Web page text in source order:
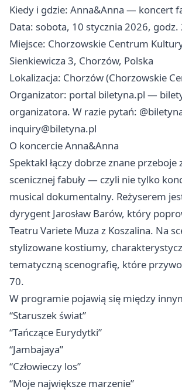
Kiedy i gdzie: Anna&Anna — koncert
Data: sobota, 10 stycznia 2026,
Miejsce: Chorzowskie Centrum
Sienkiewicza 3, Chorzów, Polska
Lokalizacja: Chorzów (Chorzowskie
Organizator: portal biletyna.pl —
organizatora. W razie pytań:
inquiry@biletyna.pl
O koncercie Anna&Anna
Spektakl łączy dobrze znane przeboje
scenicznej fabuły — czyli nie tylko
musical dokumentalny. Reżyserem
dyrygent Jarosław Barów, który
Teatru Variete Muza z Koszalina. Na
stylizowane kostiumy,
tematyczną scenografię, które
70.
W programie pojawią się między
“Staruszek świat”
“Tańczące Eurydytki”
“Jambajaya”
“Człowieczy los”
“Moje największe marzenie”